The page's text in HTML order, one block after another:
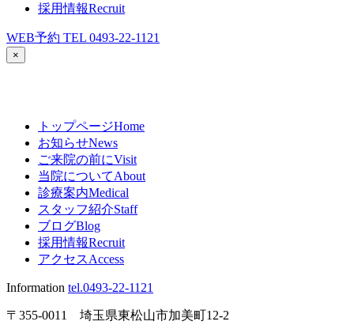
採用情報Recruit
WEB予約 TEL 0493-22-1121
×
トップページHome
お知らせNews
ご来院の前にVisit
当院についてAbout
診療案内Medical
スタッフ紹介Staff
ブログBlog
採用情報Recruit
アクセスAccess
Information tel.0493-22-1121
〒355-0011 埼玉県東松山市加美町12-2